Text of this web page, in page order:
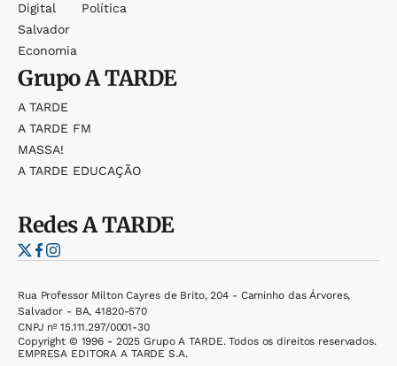
Digital
Salvador
Economia
Política
GrupoA TARDE
A TARDE
A TARDE FM
MASSA!
A TARDE EDUCAÇÃO
RedesA TARDE
Rua Professor Milton Cayres de Brito, 204 - Caminho das Árvores,
Salvador - BA, 41820-570
CNPJ nº 15.111.297/0001-30
Copyright © 1996 - 2025 Grupo A TARDE. Todos os direitos reservados.
EMPRESA EDITORA A TARDE S.A.